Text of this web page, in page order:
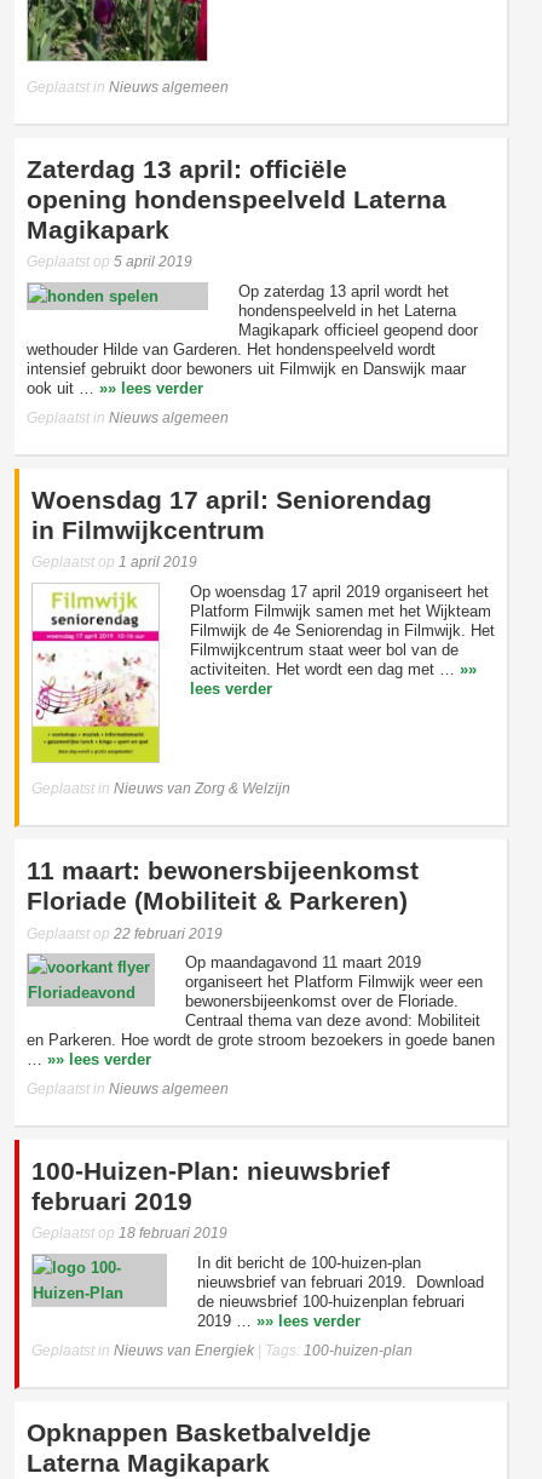
Geplaatst in Nieuws algemeen
Zaterdag 13 april: officiële
opening hondenspeelveld Laterna
Magikapark
Geplaatst op 5 april 2019
Op zaterdag 13 april wordt het
hondenspeelveld in het Laterna
Magikapark officieel geopend door
wethouder Hilde van Garderen. Het hondenspeelveld wordt
intensief gebruikt door bewoners uit Filmwijk en Danswijk maar
ook uit … »» lees verder
Geplaatst in Nieuws algemeen
Woensdag 17 april: Seniorendag
in Filmwijkcentrum
Geplaatst op 1 april 2019
Op woensdag 17 april 2019 organiseert het
Platform Filmwijk samen met het Wijkteam
Filmwijk de 4e Seniorendag in Filmwijk. Het
Filmwijkcentrum staat weer bol van de
activiteiten. Het wordt een dag met … »»
lees verder
Geplaatst in Nieuws van Zorg & Welzijn
11 maart: bewonersbijeenkomst
Floriade (Mobiliteit & Parkeren)
Geplaatst op 22 februari 2019
Op maandagavond 11 maart 2019
organiseert het Platform Filmwijk weer een
bewonersbijeenkomst over de Floriade.
Centraal thema van deze avond: Mobiliteit
en Parkeren. Hoe wordt de grote stroom bezoekers in goede banen
… »» lees verder
Geplaatst in Nieuws algemeen
100-Huizen-Plan: nieuwsbrief
februari 2019
Geplaatst op 18 februari 2019
In dit bericht de 100-huizen-plan
nieuwsbrief van februari 2019. Download
de nieuwsbrief 100-huizenplan februari
2019 … »» lees verder
Geplaatst in Nieuws van Energiek | Tags: 100-huizen-plan
Opknappen Basketbalveldje
Laterna Magikapark